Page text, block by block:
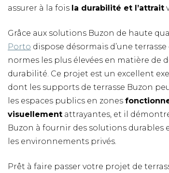
assurer à la fois la durabilité et l’attrait
Grâce aux solutions Buzon de haute
Porto dispose désormais d’une
normes les plus élevées en matière de
durabilité. Ce projet est un excellent
dont les supports de terrasse Buzon
les espaces publics en zones
visuellement attrayantes, et il
Buzon à fournir des solutions durables
les environnements privés.
Prêt à faire passer votre projet de